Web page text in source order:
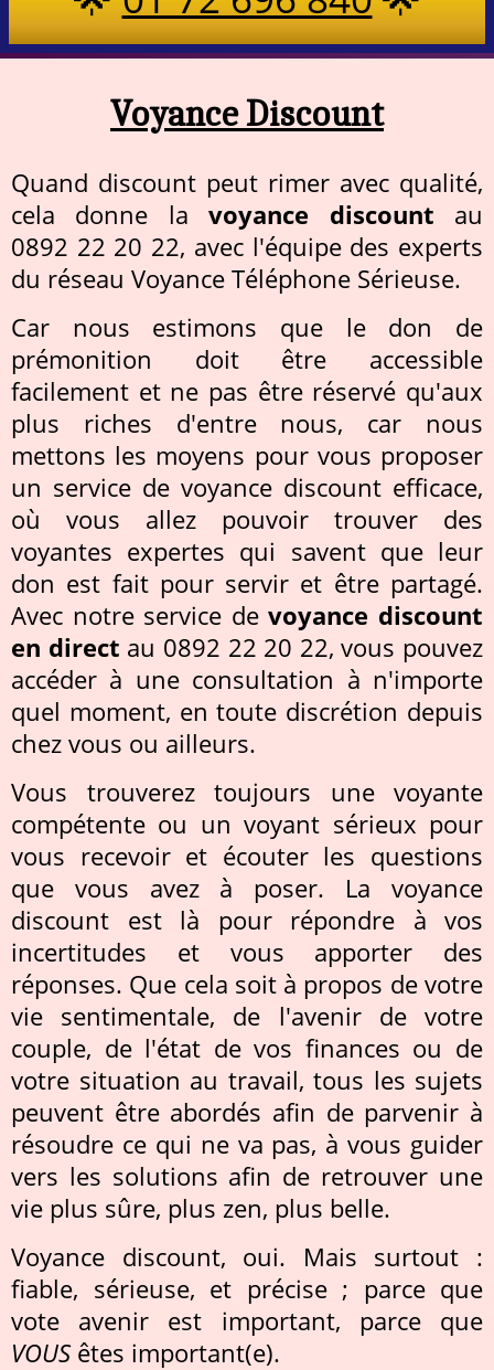
Voyance Discount
Quand discount peut rimer avec qualité,
cela donne lavoyance discount au
0892 22 20 22, avec l'équipe des experts
du réseau Voyance Téléphone Sérieuse.
Car nous estimons que le don de
prémonition doit être accessible
facilement et ne pas être réservé qu'aux
plus riches d'entre nous, car nous
mettons les moyens pour vous proposer
un service de voyance discount efficace,
où vous allez pouvoir trouver des
voyantes expertes qui savent que leur
don est fait pour servir et être partagé.
Avec notre service devoyance discount
en direct au 0892 22 20 22, vous pouvez
accéder à une consultation à n'importe
quel moment, en toute discrétion depuis
chez vous ou ailleurs.
Vous trouverez toujours une voyante
compétente ou un voyant sérieux pour
vous recevoir et écouter les questions
que vous avez à poser. La voyance
discount est là pour répondre à vos
incertitudes et vous apporter des
réponses. Que cela soit à propos de votre
vie sentimentale, de l'avenir de votre
couple, de l'état de vos finances ou de
votre situation au travail, tous les sujets
peuvent être abordés afin de parvenir à
résoudre ce qui ne va pas, à vous guider
vers les solutions afin de retrouver une
vie plus sûre, plus zen, plus belle.
Voyance discount, oui. Mais surtout :
fiable, sérieuse, et précise ; parce que
vote avenir est important, parce que
VOUSêtes important(e).